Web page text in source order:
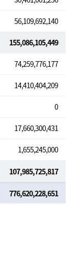
56,109,692,140
155,086,105,449
74,259,776,177
14,410,404,209
0
17,660,300,431
1,655,245,000
107,985,725,817
776,620,228,651